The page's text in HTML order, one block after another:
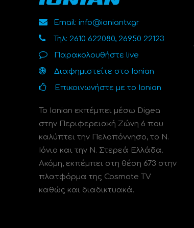
Email: info@ioniantv.gr
Τηλ: 2610 622080, 26950 22123
Παρακολουθήστε live
Διαφημιστείτε στο Ionian
Επικοινωνήστε με το Ionian
Το Ionian εκπέμπει μέσω Digea
στην Περιφερειακή Ζώνη 6 που
καλύπτει την Πελοπόννησο, το N.
Ιόνιο και την Ν. Στερεά Ελλάδα.
Ακόμη, εκπέμπει στη θέση 673 στην
πλατφόρμα της Cosmote TV
καθώς και διαδικτυακά.